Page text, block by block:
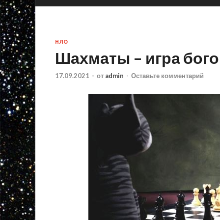
НЛО
Шахматы – игра
17.09.2021 - от admin - Оставьте комментарий